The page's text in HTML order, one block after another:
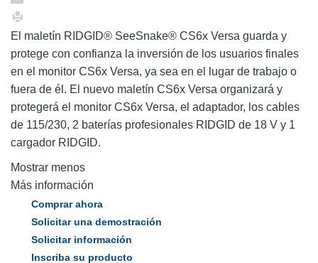
El maletín RIDGID® SeeSnake® CS6x Versa guarda y
protege con confianza la inversión de los usuarios finales
en el monitor CS6x Versa, ya sea en el lugar de trabajo o
fuera de él. El nuevo maletín CS6x Versa organizará y
protegerá el monitor CS6x Versa, el adaptador, los cables
de 115/230, 2 baterías profesionales RIDGID de 18 V y 1
cargador RIDGID.
Mostrar menos
Más información
Comprar ahora
Solicitar una demostración
Solicitar información
Inscriba su producto